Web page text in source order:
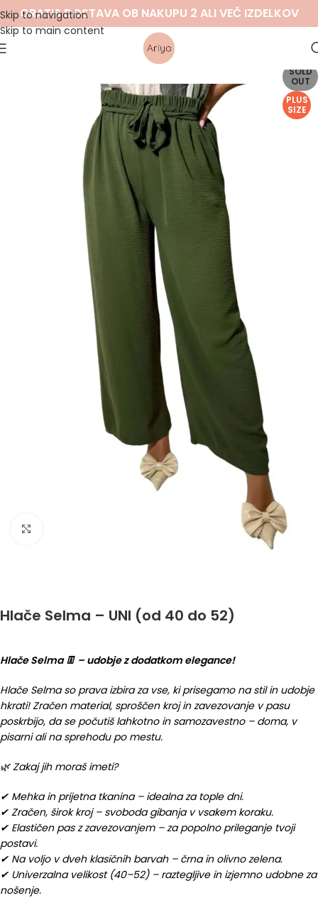
Skip to navigation
Skip to main content
GRATIS DOSTAVA OB NAKUPU 2 ALI VEČ IZDELKOV
SOLD
OUT
PLUS
SIZE
Hlače Selma – UNI (od 40 do 52)
Hlače Selma 👖 – udobje z dodatkom elegance!
Hlače Selma so prava izbira za vse, ki prisegamo na stil in udobje
hkrati! Zračen material, sproščen kroj in zavezovanje v pasu
poskrbijo, da se počutiš lahkotno in samozavestno – doma, v
pisarni ali na sprehodu po mestu.
🌿 Zakaj jih moraš imeti?
✔ Mehka in prijetna tkanina – idealna za tople dni.
✔ Zračen, širok kroj – svoboda gibanja v vsakem koraku.
✔ Elastičen pas z zavezovanjem – za popolno prileganje tvoji
postavi.
✔ Na voljo v dveh klasičnih barvah – črna in olivno zelena.
✔ Univerzalna velikost (40–52) – raztegljive in izjemno udobne za
nošenje.